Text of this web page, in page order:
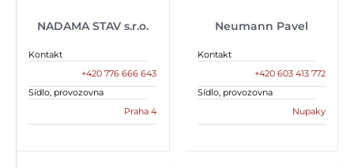
NADAMA STAV s.r.o.
Kontakt
+420 776 666 643
Sídlo, provozovna
Praha 4
Neumann Pavel
Kontakt
+420 603 413 772
Sídlo, provozovna
Nupaky